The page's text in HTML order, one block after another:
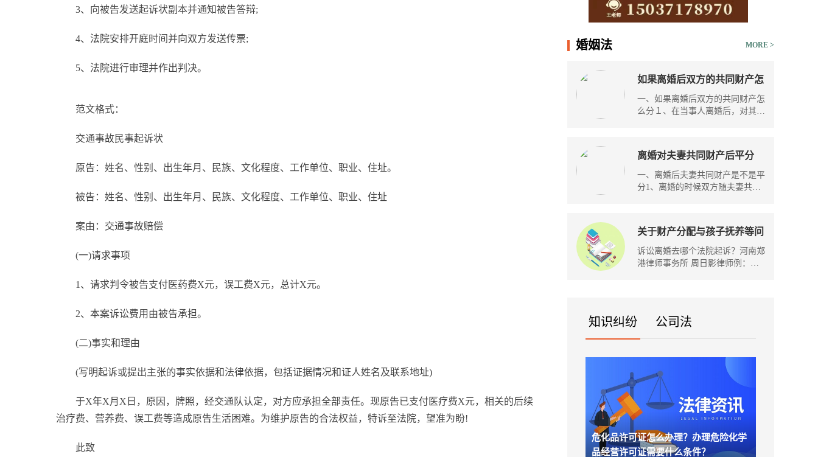
3、向被告发送起诉状副本并通知被告答辩;
4、法院安排开庭时间并向双方发送传票;
5、法院进行审理并作出判决。
范文格式：
交通事故民事起诉状
原告：姓名、性别、出生年月、民族、文化程度、工作单位、职业、住址。
被告：姓名、性别、出生年月、民族、文化程度、工作单位、职业、住址
案由：交通事故赔偿
(一)请求事项
1、请求判令被告支付医药费X元，误工费X元，总计X元。
2、本案诉讼费用由被告承担。
(二)事实和理由
(写明起诉或提出主张的事实依据和法律依据，包括证据情况和证人姓名及联系地址)
于X年X月X日，原因，牌照，经交通队认定，对方应承担全部责任。现原告已支付医疗费X元，相关的后续
治疗费、营养费、误工费等造成原告生活困难。为维护原告的合法权益，特诉至法院，望准为盼!
此致
MORE >
婚姻法
如果离婚后双方的共同财产怎
么分？工资算夫妻共同财产
吗？
一、如果离婚后双方的共同财产怎
么分１、在当事人离婚后，对其共
离婚对夫妻共同财产后平分
吗？离婚财产分割原则是什
么？
一、离婚后夫妻共同财产是不是平
分1、离婚的时候双方随夫妻共同
关于财产分配与孩子抚养等问
题怎么处理？诉讼离婚去哪个
法院起诉？
诉讼离婚去哪个法院起诉？河南郑
港律师事务所 周日影律师例：李
知识纠纷 公司法
危化品许可证怎么办理？办理危险化学
品经营许可证需要什么条件？